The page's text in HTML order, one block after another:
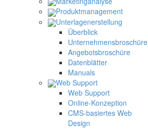
Produktmanagement
Unterlagenerstellung
Überblick
Unternehmensbroschüre
Angebotsbroschüre
Datenblätter
Manuals
Web Support
Web Support
Online-Konzeption
CMS-basiertes Web
Design